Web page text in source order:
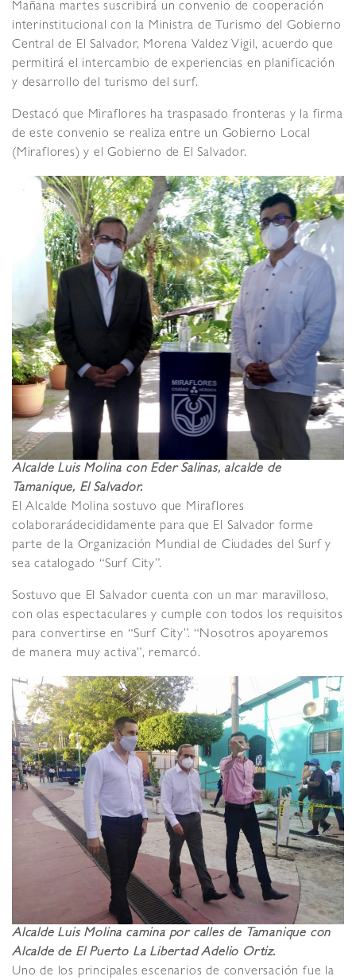
Mañana martes suscribirá un convenio de cooperación
interinstitucional con la Ministra de Turismo del Gobierno
Central de El Salvador, Morena Valdez Vigil, acuerdo que
permitirá el intercambio de experiencias en planificación
y desarrollo del turismo del surf.
Destacó que Miraflores ha traspasado fronteras y la firma
de este convenio se realiza entre un Gobierno Local
(Miraflores) y el Gobierno de El Salvador.
Alcalde Luis Molina con Eder Salinas, alcalde de
Tamanique, El Salvador.
El Alcalde Molina sostuvo que Miraflores
colaborarádecididamente para que El Salvador forme
parte de la Organización Mundial de Ciudades del Surf y
sea catalogado “Surf City”.
Sostuvo que El Salvador cuenta con un mar maravilloso,
con olas espectaculares y cumple con todos los requisitos
para convertirse en “Surf City”. “Nosotros apoyaremos
de manera muy activa”, remarcó.
Alcalde Luis Molina camina por calles de Tamanique con
Alcalde de El Puerto La Libertad Adelio Ortiz.
Uno de los principales escenarios de conversación fue la